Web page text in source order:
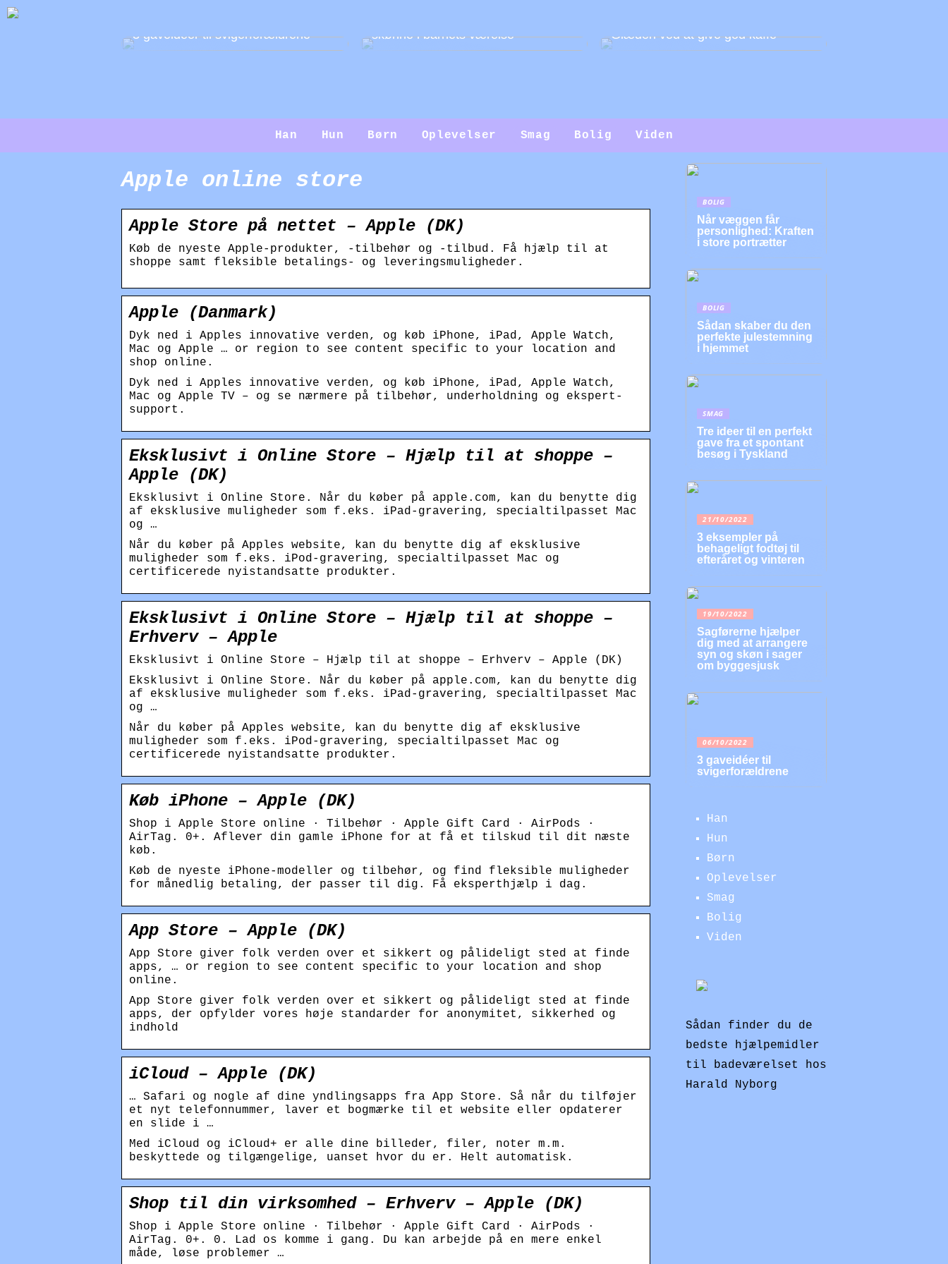
3 gaveidéer til svigerforældrene
skønne i barnets værelse
Glæden ved at give god kaffe
Han Hun Børn Oplevelser Smag Bolig Viden
Apple online store
Apple Store på nettet – Apple (DK)
Køb de nyeste Apple-produkter, -tilbehør og -tilbud. Få hjælp til at
shoppe samt fleksible betalings- og leveringsmuligheder.
Apple (Danmark)
Dyk ned i Apples innovative verden, og køb iPhone, iPad, Apple Watch,
Mac og Apple … or region to see content specific to your location and
shop online.
Dyk ned i Apples innova­tive verden, og køb iPhone, iPad, Apple Watch,
Mac og Apple TV – og se nærmere på tilbehør, under­holdning og ekspert-
support.
Eksklusivt i Online Store – Hjælp til at shoppe –
Apple (DK)
Eksklusivt i Online Store. Når du køber på apple.com, kan du benytte dig
af eksklusive muligheder som f.eks. iPad-gravering, specialtilpasset Mac
og …
Når du køber på Apples website, kan du benytte dig af eksklusive
muligheder som f.eks. iPod-gravering, specialtilpasset Mac og
certificerede nyistandsatte produkter.
Eksklusivt i Online Store – Hjælp til at shoppe –
Erhverv – Apple
Eksklusivt i Online Store – Hjælp til at shoppe – Erhverv – Apple (DK)
Eksklusivt i Online Store. Når du køber på apple.com, kan du benytte dig
af eksklusive muligheder som f.eks. iPad-gravering, specialtilpasset Mac
og …
Når du køber på Apples website, kan du benytte dig af eksklusive
muligheder som f.eks. iPod-gravering, specialtilpasset Mac og
certificerede nyistandsatte produkter.
Køb iPhone – Apple (DK)
Shop i Apple Store online · Tilbehør · Apple Gift Card · AirPods ·
AirTag. 0+. Aflever din gamle iPhone for at få et tilskud til dit næste
køb.
Køb de nyeste iPhone-modeller og tilbehør, og find fleksible muligheder
for månedlig betaling, der passer til dig. Få eksperthjælp i dag.
App Store – Apple (DK)
App Store giver folk verden over et sikkert og pålideligt sted at finde
apps, … or region to see content specific to your location and shop
online.
App Store giver folk verden over et sikkert og pålideligt sted at finde
apps, der opfylder vores høje standarder for anony­mitet, sikkerhed og
indhold
iCloud – Apple (DK)
… Safari og nogle af dine yndlingsapps fra App Store. Så når du tilføjer
et nyt telefonnummer, laver et bogmærke til et website eller opdaterer
en slide i …
Med iCloud og iCloud+ er alle dine billeder, filer, noter m.m.
beskyttede og tilgængelige, uanset hvor du er. Helt auto­matisk.
Shop til din virksomhed – Erhverv – Apple (DK)
Shop i Apple Store online · Tilbehør · Apple Gift Card · AirPods ·
AirTag. 0+. 0. Lad os komme i gang. Du kan arbejde på en mere enkel
måde, løse problemer …
BOLIG
Når væggen får
personlighed: Kraften
i store portrætter
BOLIG
Sådan skaber du den
perfekte julestemning
i hjemmet
SMAG
Tre ideer til en perfekt
gave fra et spontant
besøg i Tyskland
21/10/2022
3 eksempler på
behageligt fodtøj til
efteråret og vinteren
19/10/2022
Sagførerne hjælper
dig med at arrangere
syn og skøn i sager
om byggesjusk
06/10/2022
3 gaveidéer til
svigerforældrene
Han
Hun
Børn
Oplevelser
Smag
Bolig
Viden
Sådan finder du de
bedste hjælpemidler
til badeværelset hos
Harald Nyborg